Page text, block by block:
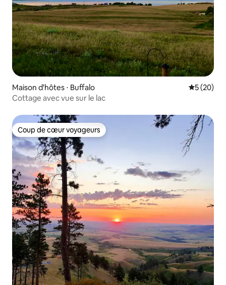
Maison d'hôtes ⋅ Buffalo
5 (20)
Cottage avec vue sur le lac
Coup de cœur voyageurs
Coup de cœur voyageurs